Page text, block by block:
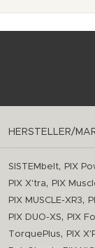
HERSTELLER/
SISTEMbelt, PIX
PIX X'tra, PIX
PIX MUSCLE-XR3,
PIX DUO-XS, PIX
TorquePlus, PIX